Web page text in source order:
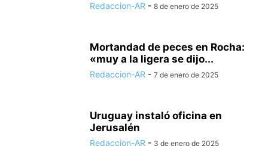
Redaccion-AR - 8 de enero de 2025
Mortandad de peces en Rocha:
«muy a la ligera se dijo...
Redaccion-AR - 7 de enero de 2025
Uruguay instaló oficina en
Jerusalén
Redaccion-AR - 3 de enero de 2025